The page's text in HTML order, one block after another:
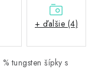
tungsten šípky s
+ ďalšie (4)